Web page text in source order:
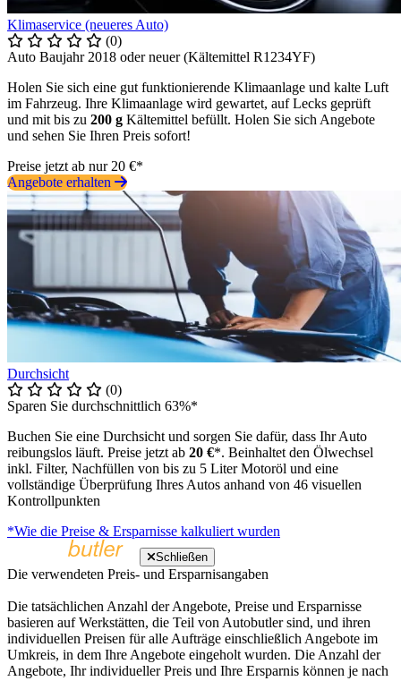
Klimaservice (neueres Auto)
(0)
Auto Baujahr 2018 oder neuer (Kältemittel R1234YF)
Holen Sie sich eine gut funktionierende Klimaanlage und kalte Luft
im Fahrzeug. Ihre Klimaanlage wird gewartet, auf Lecks geprüft
und mit bis zu 200 g Kältemittel befüllt. Holen Sie sich Angebote
und sehen Sie Ihren Preis sofort!
Preise jetzt ab nur 20 €*
Angebote erhalten
Durchsicht
(0)
Sparen Sie durchschnittlich 63%*
Buchen Sie eine Durchsicht und sorgen Sie dafür, dass Ihr Auto
reibungslos läuft. Preise jetzt ab 20 €*. Beinhaltet den Ölwechsel
inkl. Filter, Nachfüllen von bis zu 5 Liter Motoröl und eine
vollständige Überprüfung Ihres Autos anhand von 46 visuellen
Kontrollpunkten
*Wie die Preise & Ersparnisse kalkuliert wurden
Schließen
Die verwendeten Preis- und Ersparnisangaben
Die tatsächlichen Anzahl der Angebote, Preise und Ersparnisse
basieren auf Werkstätten, die Teil von Autobutler sind, und ihren
individuellen Preisen für alle Aufträge einschließlich Angebote im
Umkreis, in dem Ihre Angebote eingeholt wurden. Die Anzahl der
Angebote, Ihr individueller Preis und Ihre Ersparnis können je nach